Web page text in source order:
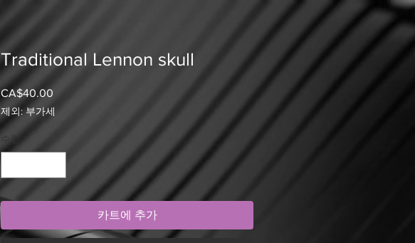
Traditional Lennon skull
CA$40.00
격
제외: 부가세
수량 *
카트에 추가